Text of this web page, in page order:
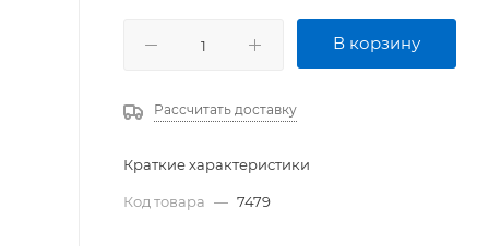
В корзину
Рассчитать доставку
Краткие характеристики
Код товара — 7479